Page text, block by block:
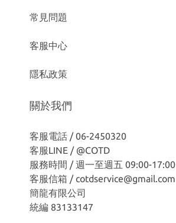
常見問題
客服中心
隱私政策
關於我們
客服電話 / 06-2450320
客服LINE /@COTD
服務時間 / 週一至週五 09:00-17:00
客服信箱 / cotdservice@gmail.com
簡龍有限公司
統編 83133147